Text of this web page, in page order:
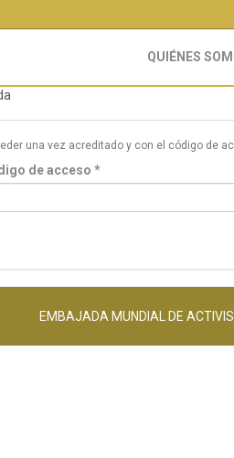
QUIÉNES
una vez acreditado y con el código de
de acceso *
EMBAJADA MUNDIAL DE